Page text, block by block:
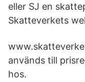
eller SJ en
Skatteverkets
används till
hos.